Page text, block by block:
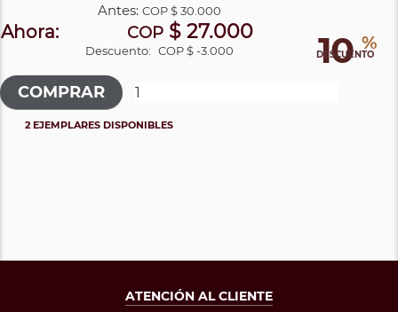
10 %
DESCUENTO
Antes: COP$ 30.000
Ahora: COP $ 27.000
Descuento: COP $ -3.000
2 EJEMPLARES DISPONIBLES
ATENCIÓN AL CLIENTE